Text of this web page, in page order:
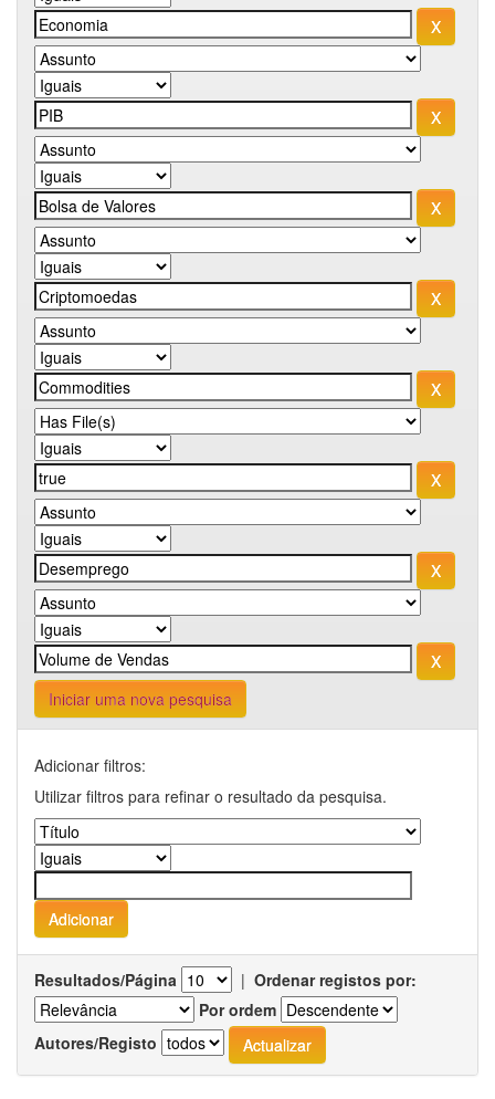
Iniciar uma nova pesquisa
Adicionar filtros:
Utilizar filtros para refinar o resultado da pesquisa.
Resultados/Página | Ordenar registos por:
Por ordem
Autores/Registo